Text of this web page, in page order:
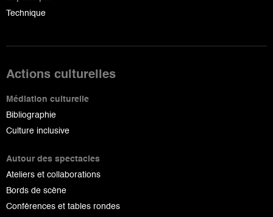
Technique
Actions culturelles
Médiation culturelle
Bibliographie
Culture inclusive
Autour des spectacles
Ateliers et collaborations
Bords de scène
Conférences et tables rondes